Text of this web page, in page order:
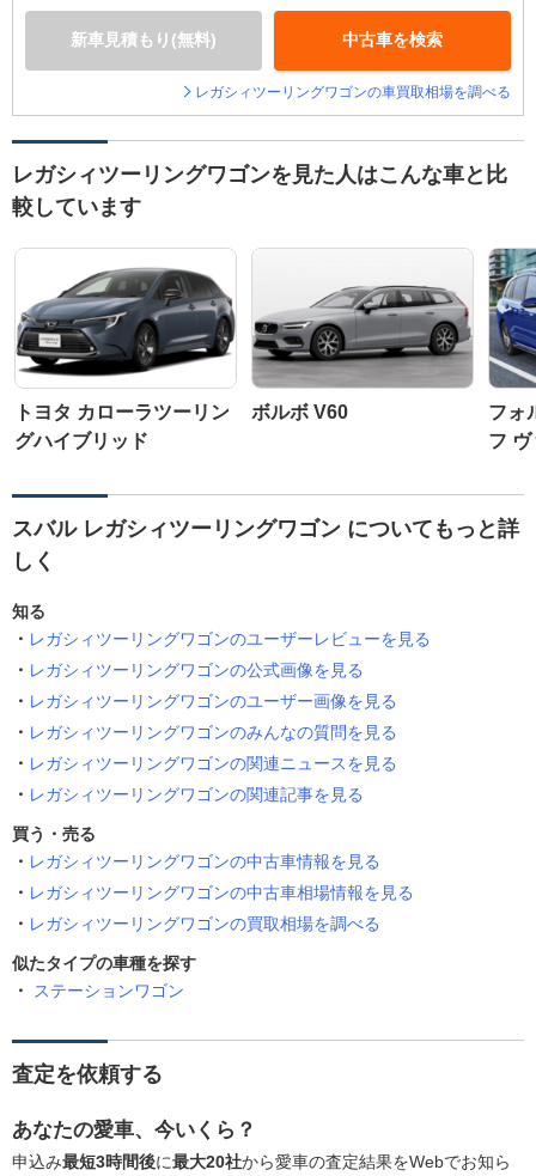
新車見積もり(無料) 中古車を検索
レガシィツーリングワゴンの車買取相場を調べる
レガシィツーリングワゴンを見た人はこんな車と比
較しています
トヨタ カローラツーリン
グハイブリッド
ボルボ V60
フォ
フ
スバル レガシィツーリングワゴン についてもっと詳
しく
知る
レガシィツーリングワゴンのユーザーレビューを見る
レガシィツーリングワゴンの公式画像を見る
レガシィツーリングワゴンのユーザー画像を見る
レガシィツーリングワゴンのみんなの質問を見る
レガシィツーリングワゴンの関連ニュースを見る
レガシィツーリングワゴンの関連記事を見る
買う・売る
レガシィツーリングワゴンの中古車情報を見る
レガシィツーリングワゴンの中古車相場情報を見る
レガシィツーリングワゴンの買取相場を調べる
似たタイプの車種を探す
ステーションワゴン
査定を依頼する
あなたの愛車、今いくら？
申込み最短3時間後に最大20社から愛車の査定結果をWebでお知ら